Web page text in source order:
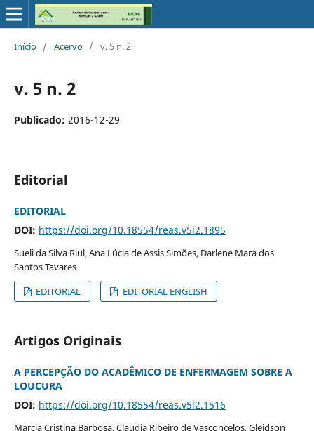
Início / Acervo / v. 5 n. 2
v. 5 n. 2
Publicado: 2016-12-29
Editorial
EDITORIAL
DOI: https://doi.org/10.18554/reas.v5i2.1895
Sueli da Silva Riul, Ana Lúcia de Assis Simões, Darlene Mara dos
Santos Tavares
EDITORIAL
EDITORIAL ENGLISH
Artigos Originais
A PERCEPÇÃO DO ACADÊMICO DE ENFERMAGEM SOBRE A
LOUCURA
DOI: https://doi.org/10.18554/reas.v5i2.1516
Marcia Cristina Barbosa, Claudia Ribeiro de Vasconcelos, Gleidson